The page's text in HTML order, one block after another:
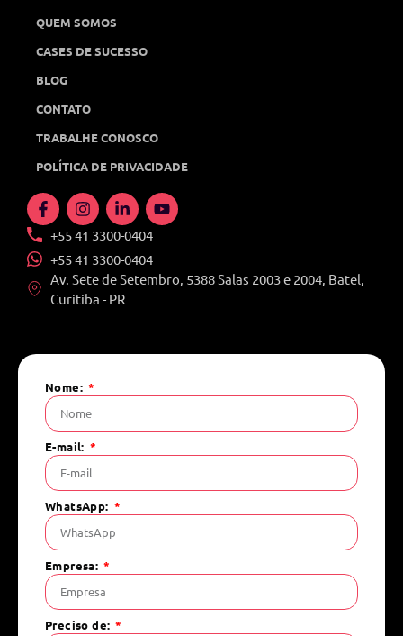
QUEM SOMOS
CASES DE SUCESSO
BLOG
CONTATO
TRABALHE CONOSCO
POLÍTICA DE PRIVACIDADE
+55 41 3300-0404
+55 41 3300-0404
Av. Sete de Setembro, 5388 Salas 2003 e 2004, Batel,
Curitiba - PR
Nome:
E-mail:
WhatsApp:
Empresa:
Preciso de: